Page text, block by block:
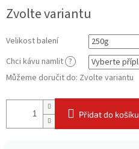
Zvolte variantu
Velikost balení
Chci kávu namlit ?
Můžeme doručit do: Zvolte variantu
Přidat do košíku